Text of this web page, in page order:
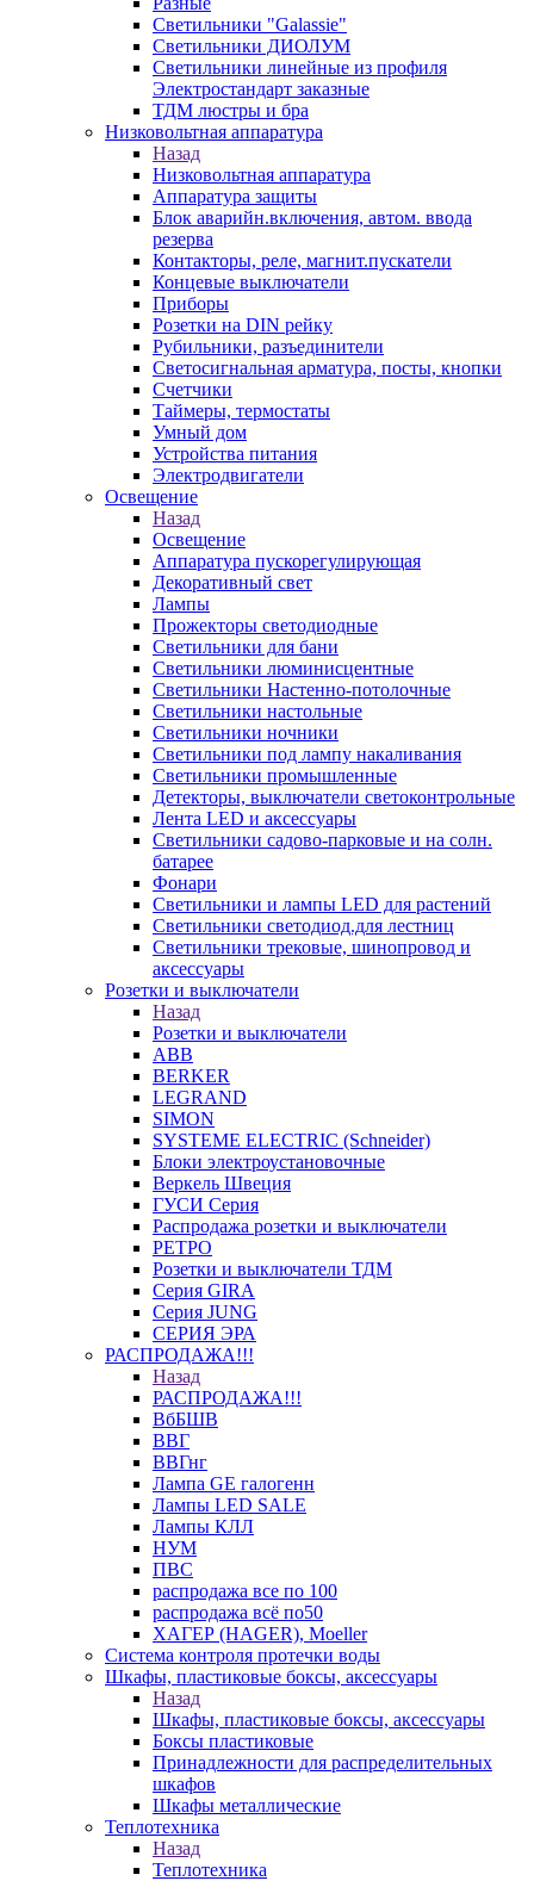
Светильники "Galassie"
Светильники ДИОЛУМ
Светильники линейные из профиля
Электростандарт заказные
ТДМ люстры и бра
Низковольтная аппаратура
Назад
Низковольтная аппаратура
Аппаратура защиты
Блок аварийн.включения, автом. ввода
резерва
Контакторы, реле, магнит.пускатели
Концевые выключатели
Приборы
Розетки на DIN рейку
Рубильники, разъединители
Светосигнальная арматура, посты, кнопки
Счетчики
Таймеры, термостаты
Умный дом
Устройства питания
Электродвигатели
Освещение
Назад
Освещение
Аппаратура пускорегулирующая
Декоративный свет
Лампы
Прожекторы светодиодные
Светильники для бани
Светильники люминисцентные
Светильники Настенно-потолочные
Светильники настольные
Светильники ночники
Светильники под лампу накаливания
Светильники промышленные
Детекторы, выключатели светоконтрольные
Лента LED и аксессуары
Светильники садово-парковые и на солн.
батарее
Фонари
Светильники и лампы LED для растений
Светильники светодиод.для лестниц
Светильники трековые, шинопровод и
аксессуары
Розетки и выключатели
Назад
Розетки и выключатели
ABB
BERKER
LEGRAND
SIMON
SYSTEME ELECTRIC (Schneider)
Блоки электроустановочные
Веркель Швеция
ГУСИ Серия
Распродажа розетки и выключатели
РЕТРО
Розетки и выключатели ТДМ
Серия GIRA
Серия JUNG
СЕРИЯ ЭРА
РАСПРОДАЖА!!!
Назад
РАСПРОДАЖА!!!
ВбБШВ
ВВГ
ВВГнг
Лампа GE галогенн
Лампы LED SALE
Лампы КЛЛ
НУМ
ПВС
распродажа все по 100
распродажа всё по50
ХАГЕР (HAGER), Moeller
Система контроля протечки воды
Шкафы, пластиковые боксы, аксессуары
Назад
Шкафы, пластиковые боксы, аксессуары
Боксы пластиковые
Принадлежности для распределительных
шкафов
Шкафы металлические
Теплотехника
Назад
Теплотехника